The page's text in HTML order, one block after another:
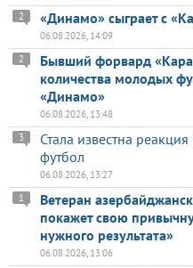
«Динамо» сыграет с
2
06.08.2026, 14:09
Бывший форвард
количества молодых
«Динамо»
2
06.08.2026, 13:48
Стала известна
футбол
3
06.08.2026, 13:27
Ветеран
покажет свою
нужного результата»
1
06.08.2026, 13:06